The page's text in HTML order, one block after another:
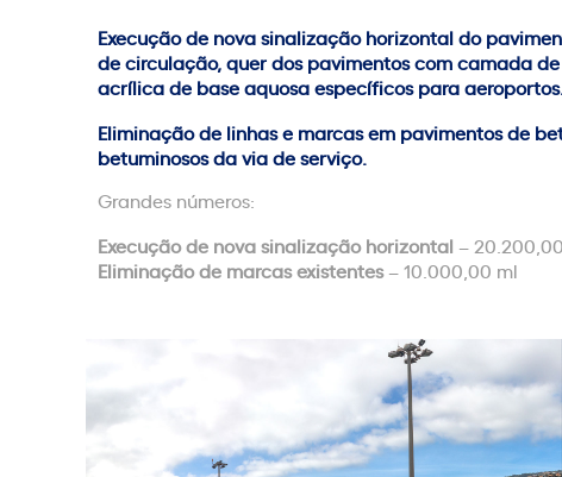
Execução de nova sinalização horizontal do
de circulação, quer dos pavimentos com camada
acrílica de base aquosa específicos para
Eliminação de linhas e marcas em pavimentos de
betuminosos da via de serviço.
Grandes números:
Execução de nova sinalização horizontal –
Eliminação de marcas existentes– 10.000,00 ml